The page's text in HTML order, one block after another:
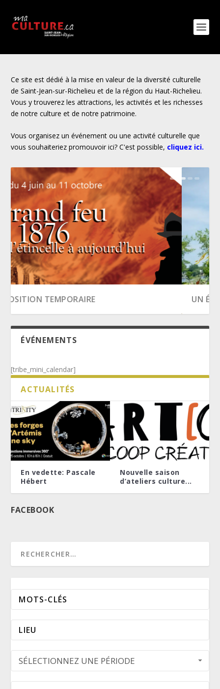
Ce site est dédié à la mise en valeur de la diversité culturelle
de Saint-Jean-sur-Richelieu et de la région du Haut-Richelieu.
Vous y trouverez les attractions, les activités et les richesses
de notre culture et de notre patrimoine.
Vous organisez un événement ou une activité culturelle que
vous souhaiteriez promouvoir ici? C'est possible, cliquez ici.
UN ÉTÉ SHOW
SAISON ESTIVALE AU DOMAINE TRINITY
MON ÉTÉ À CIEL OUVERT
ÉVÉNEMENTS
[tribe_mini_calendar]
ACTUALITÉS
En vedette: Pascale
Hébert
Nouvelle saison
d’ateliers culture...
FACEBOOK
SÉLECTIONNEZ UNE PÉRIODE